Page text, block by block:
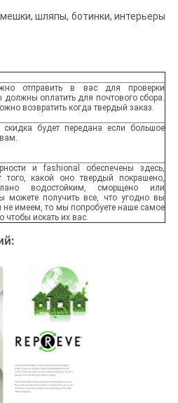
шляпы, ботинки, интерьеры
отправить в вас для проверки
должны оплатить для почтового сбора.
возвратить когда твердый заказ.
скидка будет передана если большое
и fashional обеспечены здесь,
того, какой оно твердый покрашено,
водостойким, сморщено или
можете получить все, что угодно вы
не имеем, то мы попробуете наше самое
чтобы искать их вас.
: